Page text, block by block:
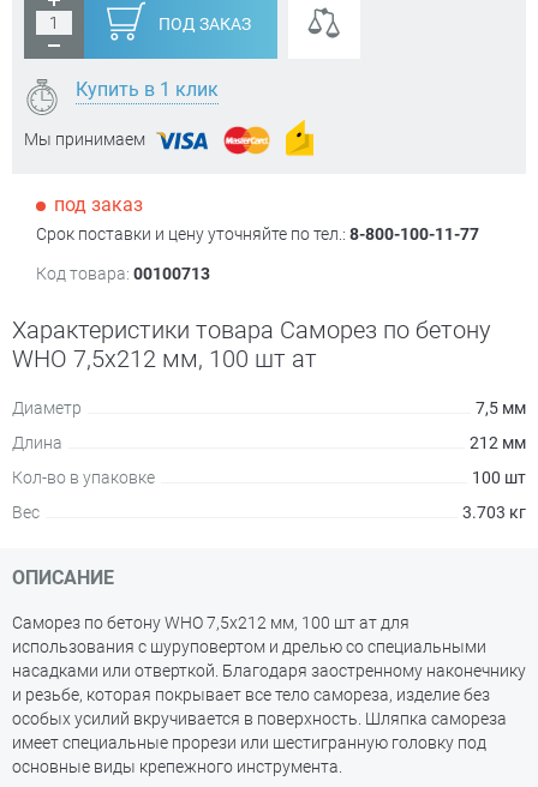
ПОД ЗАКАЗ
Купить в 1 клик
Мы принимаем
под заказ
Срок поставки и цену уточняйте по тел.: 8-800-100-11-77
Код товара: 00100713
Характеристики товара Саморез по бетону
WHO 7,5х212 мм, 100 шт ат
Диаметр
7,5 мм
Длина
212 мм
Кол-во в упаковке
100 шт
Вес
3.703 кг
ОПИСАНИЕ
Саморез по бетону WHO 7,5х212 мм, 100 шт ат для
использования с шуруповертом и дрелью со специальными
насадками или отверткой. Благодаря заостренному наконечнику
и резьбе, которая покрывает все тело самореза, изделие без
особых усилий вкручивается в поверхность. Шляпка самореза
имеет специальные прорези или шестигранную головку под
основные виды крепежного инструмента.